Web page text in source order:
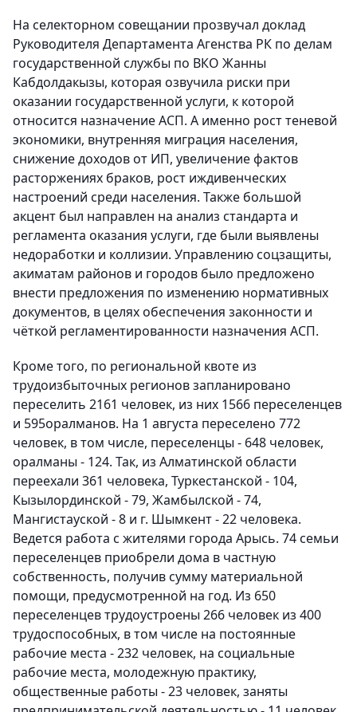
На селекторном совещании прозвучал доклад
Руководителя Департамента Агенства РК по делам
государственной службы по ВКО Жанны
Кабдолдакызы, которая озвучила риски при
оказании государственной услуги, к которой
относится назначение АСП. А именно рост теневой
экономики, внутренняя миграция населения,
снижение доходов от ИП, увеличение фактов
расторжениях браков, рост иждивенческих
настроений среди населения. Также большой
акцент был направлен на анализ стандарта и
регламента оказания услуги, где были выявлены
недоработки и коллизии. Управлению соцзащиты,
акиматам районов и городов было предложено
внести предложения по изменению нормативных
документов, в целях обеспечения законности и
чёткой регламентированности назначения АСП.
Кроме того, по региональной квоте из
трудоизбыточных регионов запланировано
переселить 2161 человек, из них 1566 переселенцев
и 595оралманов. На 1 августа переселено 772
человек, в том числе, переселенцы - 648 человек,
оралманы - 124. Так, из Алматинской области
переехали 361 человека, Туркестанской - 104,
Кызылординской - 79, Жамбылской - 74,
Мангистауской - 8 и г. Шымкент - 22 человека.
Ведется работа с жителями города Арысь. 74 семьи
переселенцев приобрели дома в частную
собственность, получив сумму материальной
помощи, предусмотренной на год. Из 650
переселенцев трудоустроены 266 человек из 400
трудоспособных, в том числе на постоянные
рабочие места - 232 человек, на социальные
рабочие места, молодежную практику,
общественные работы - 23 человек, заняты